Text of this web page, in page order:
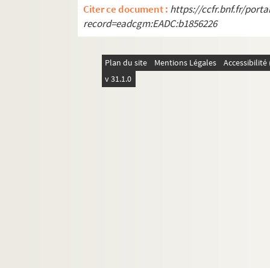
Citer ce document : https://ccfr.bnf.fr/
record=eadcgm:EADC:b1856226
Plan du site Mentions Légales
v 31.1.0